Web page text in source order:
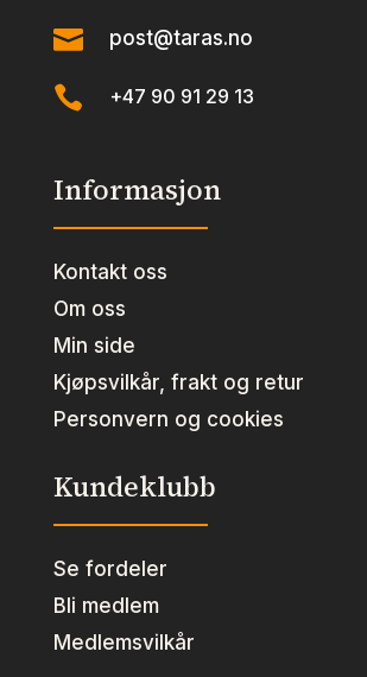
 post@taras.no
 +47 90 91 29 13
Informasjon
Kontakt oss
Om oss
Min side
Kjøpsvilkår, frakt og retur
Personvern og cookies
Kundeklubb
Se fordeler
Bli medlem
Medlemsvilkår